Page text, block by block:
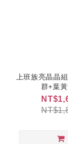
上班族亮晶晶
群+葉